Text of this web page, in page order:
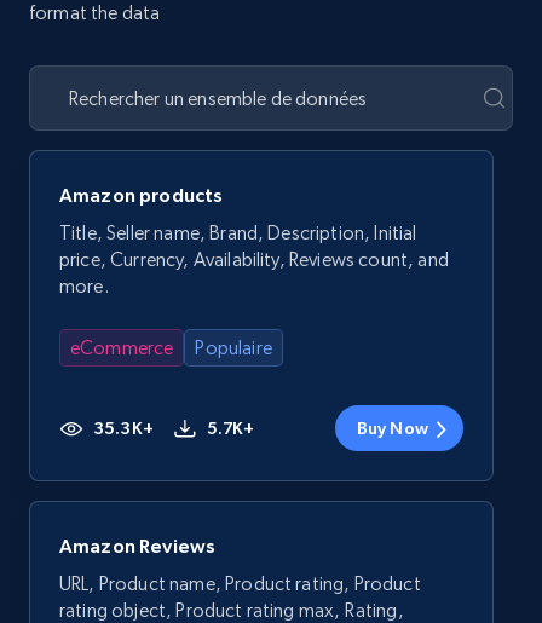
format the data
Amazon products
Title, Seller name, Brand, Description, Initial
price, Currency, Availability, Reviews count, and
more.
eCommerce Populaire
35.3K+ 5.7K+ Buy Now
Amazon Reviews
URL, Product name, Product rating, Product
rating object, Product rating max, Rating,